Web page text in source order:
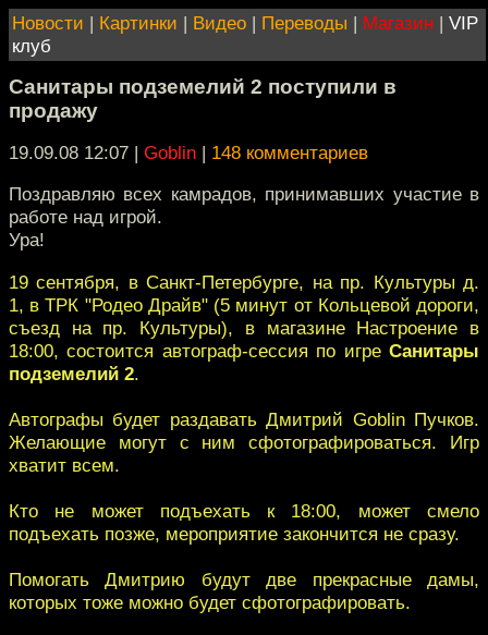
Новости | Картинки | Видео | Переводы | Магазин | VIP
клуб
Санитары подземелий 2 поступили в
продажу
19.09.08 12:07 | Goblin | 148 комментариев
Поздравляю всех камрадов, принимавших участие в
работе над игрой.
Ура!
19 сентября, в Санкт-Петербурге, на пр. Культуры д.
1, в ТРК "Родео Драйв" (5 минут от Кольцевой дороги,
съезд на пр. Культуры), в магазине Настроение в
18:00, состоится автограф-сессия по игре Санитары
подземелий 2.
Автографы будет раздавать Дмитрий Goblin Пучков.
Желающие могут с ним сфотографироваться. Игр
хватит всем.
Кто не может подъехать к 18:00, может смело
подъехать позже, мероприятие закончится не сразу.
Помогать Дмитрию будут две прекрасные дамы,
которых тоже можно будет сфотографировать.